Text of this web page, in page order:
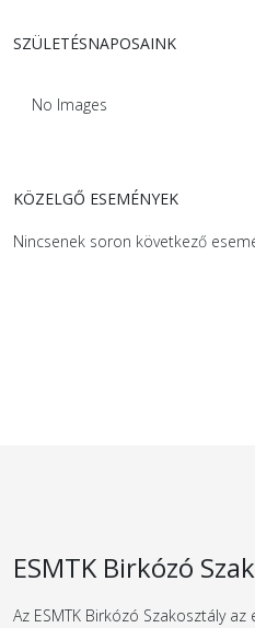
SZÜLETÉSNAPOSAINK
No Images
KÖZELGŐ ESEMÉNYEK
Nincsenek soron következő
ESMTK Birkózó
Az ESMTK Birkózó Szakosztály